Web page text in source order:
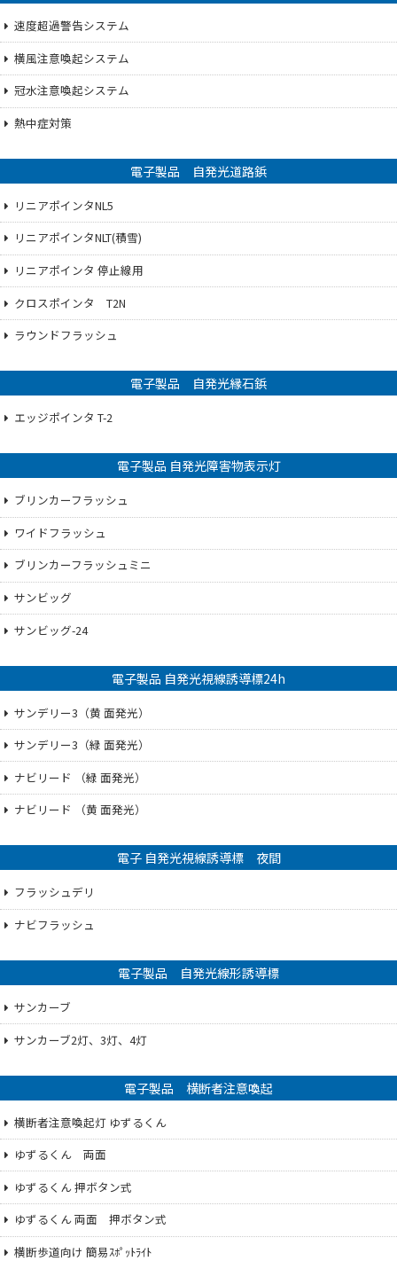
速度超過警告システム
横風注意喚起システム
冠水注意喚起システム
熱中症対策
電子製品 自発光道路鋲
リニアポインタNL5
リニアポインタNLT(積雪)
リニアポインタ 停止線用
クロスポインタ T2N
ラウンドフラッシュ
電子製品 自発光縁石鋲
エッジポインタ T-2
電子製品 自発光障害物表示灯
ブリンカーフラッシュ
ワイドフラッシュ
ブリンカーフラッシュミニ
サンビッグ
サンビッグ-24
電子製品 自発光視線誘導標24h
サンデリー3（黄 面発光）
サンデリー3（緑 面発光）
ナビリード （緑 面発光）
ナビリード （黄 面発光）
電子 自発光視線誘導標 夜間
フラッシュデリ
ナビフラッシュ
電子製品 自発光線形誘導標
サンカーブ
サンカーブ2灯、3灯、4灯
電子製品 横断者注意喚起
横断者注意喚起灯 ゆずるくん
ゆずるくん 両面
ゆずるくん 押ボタン式
ゆずるくん 両面 押ボタン式
横断歩道向け 簡易ｽﾎﾟｯﾄﾗｲﾄ